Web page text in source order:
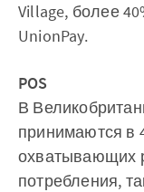
Village, более
UnionPay.
POS
В
принимаются в
охватывающих
потребления,